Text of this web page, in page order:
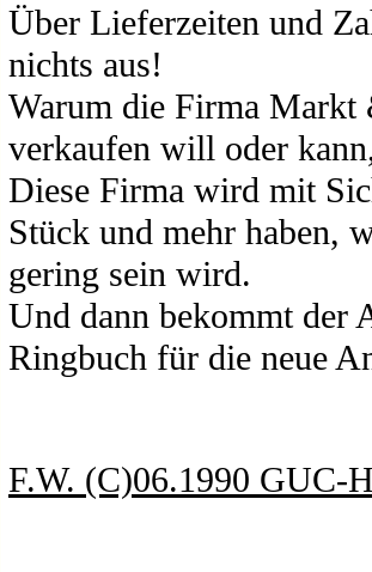
Über Lieferzeiten und
nichts aus!
Warum die Firma Markt
verkaufen will oder
Diese Firma wird mit
Stück und mehr haben,
gering sein wird.
Und dann bekommt der
Ringbuch für die neue
F.W. (C)06.1990 GUC-